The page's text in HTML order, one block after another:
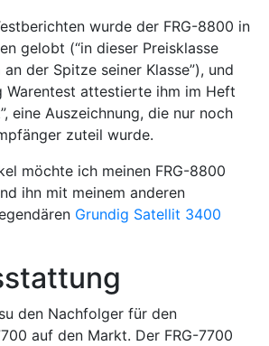
wurde der FRG-8800 in
gelobt (“in dieser Preisklasse
an der Spitze seiner Klasse”), und
Warentest attestierte ihm im Heft
eine Auszeichnung, die nur noch
zuteil wurde.
möchte ich meinen FRG-8800
ihn mit meinem anderen
Grundig Satellit 3400
den Nachfolger für den
auf den Markt. Der FRG-7700